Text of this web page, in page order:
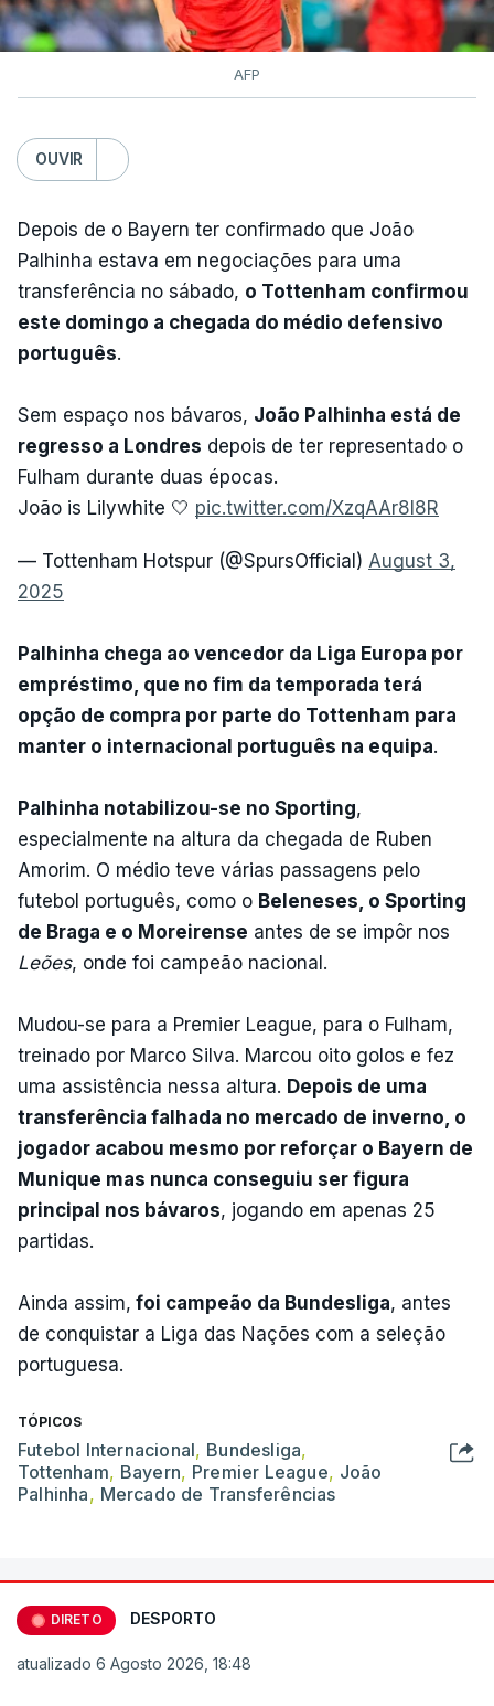
AFP
OUVIR
Depois de o Bayern ter confirmado que João
Palhinha estava em negociações para uma
transferência no sábado, o Tottenham confirmou
este domingo a chegada do médio defensivo
português.
Sem espaço nos bávaros, João Palhinha está de
regresso a Londres depois de ter representado o
Fulham durante duas épocas.
João is Lilywhite 🤍 pic.twitter.com/XzqAAr8I8R
— Tottenham Hotspur (@SpursOfficial) August 3,
2025
Palhinha chega ao vencedor da Liga Europa por
empréstimo, que no fim da temporada terá
opção de compra por parte do Tottenham para
manter o internacional português na equipa.
Palhinha notabilizou-se no Sporting,
especialmente na altura da chegada de Ruben
Amorim. O médio teve várias passagens pelo
futebol português, como o Beleneses, o Sporting
de Braga e o Moreirense antes de se impôr nos
Leões, onde foi campeão nacional.
Mudou-se para a Premier League, para o Fulham,
treinado por Marco Silva. Marcou oito golos e fez
uma assistência nessa altura. Depois de uma
transferência falhada no mercado de inverno, o
jogador acabou mesmo por reforçar o Bayern de
Munique mas nunca conseguiu ser figura
principal nos bávaros, jogando em apenas 25
partidas.
Ainda assim, foi campeão da Bundesliga, antes
de conquistar a Liga das Nações com a seleção
portuguesa.
TÓPICOS
Futebol Internacional, Bundesliga,
Tottenham, Bayern, Premier League, João
Palhinha, Mercado de Transferências
DIRETO DESPORTO
atualizado 6 Agosto 2026, 18:48